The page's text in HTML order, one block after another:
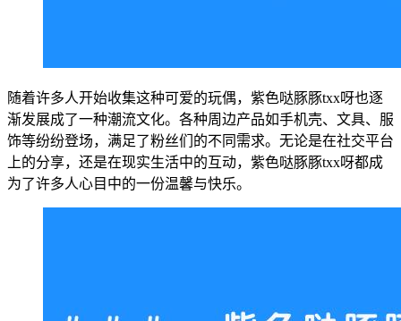
随着许多人开始收集这种可爱的玩偶，紫色哒豚豚txx呀也逐
渐发展成了一种潮流文化。各种周边产品如手机壳、文具、服
饰等纷纷登场，满足了粉丝们的不同需求。无论是在社交平台
上的分享，还是在现实生活中的互动，紫色哒豚豚txx呀都成
为了许多人心目中的一份温馨与快乐。